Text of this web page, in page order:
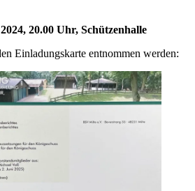
20.00 Uhr, Schützenhalle
Einladungskarte entnommen werden: